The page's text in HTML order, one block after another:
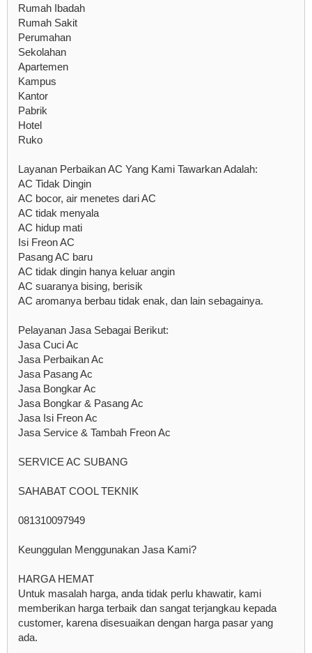
Rumah Ibadah
Rumah Sakit
Perumahan
Sekolahan
Apartemen
Kampus
Kantor
Pabrik
Hotel
Ruko
Layanan Perbaikan AC Yang Kami Tawarkan Adalah:
AC Tidak Dingin
AC bocor, air menetes dari AC
AC tidak menyala
AC hidup mati
Isi Freon AC
Pasang AC baru
AC tidak dingin hanya keluar angin
AC suaranya bising, berisik
AC aromanya berbau tidak enak, dan lain sebagainya.
Pelayanan Jasa Sebagai Berikut:
Jasa Cuci Ac
Jasa Perbaikan Ac
Jasa Pasang Ac
Jasa Bongkar Ac
Jasa Bongkar & Pasang Ac
Jasa Isi Freon Ac
Jasa Service & Tambah Freon Ac
SERVICE AC SUBANG
SAHABAT COOL TEKNIK
081310097949
Keunggulan Menggunakan Jasa Kami?
HARGA HEMAT
Untuk masalah harga, anda tidak perlu khawatir, kami
memberikan harga terbaik dan sangat terjangkau kepada
customer, karena disesuaikan dengan harga pasar yang
ada.